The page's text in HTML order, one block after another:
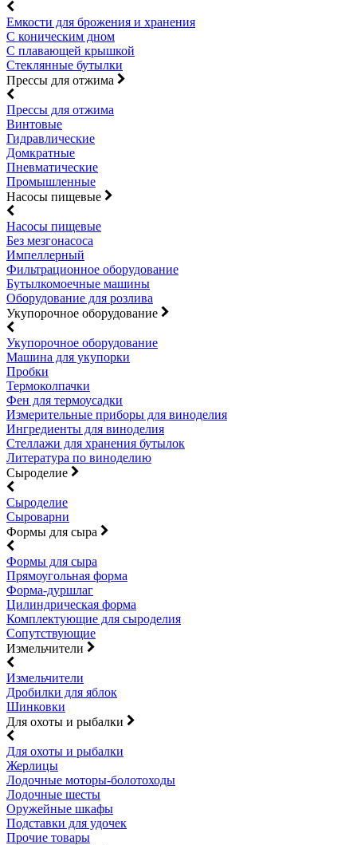
Емкости для брожения и хранения
С коническим дном
С плавающей крышкой
Стеклянные бутылки
Прессы для отжима
Прессы для отжима
Винтовые
Гидравлические
Домкратные
Пневматические
Промышленные
Насосы пищевые
Насосы пищевые
Без мезгонасоса
Импеллерный
Фильтрационное оборудование
Бутылкомоечные машины
Оборудование для розлива
Укупорочное оборудование
Укупорочное оборудование
Машина для укупорки
Пробки
Термоколпачки
Фен для термоусадки
Измерительные приборы для виноделия
Ингредиенты для виноделия
Стеллажи для хранения бутылок
Литература по виноделию
Сыроделие
Сыроделие
Сыроварни
Формы для сыра
Формы для сыра
Прямоугольная форма
Форма-дуршлаг
Цилиндрическая форма
Комплектующие для сыроделия
Сопутствующие
Измельчители
Измельчители
Дробилки для яблок
Шинковки
Для охоты и рыбалки
Для охоты и рыбалки
Жерлицы
Лодочные моторы-болотоходы
Лодочные шесты
Оружейные шкафы
Подставки для удочек
Прочие товары